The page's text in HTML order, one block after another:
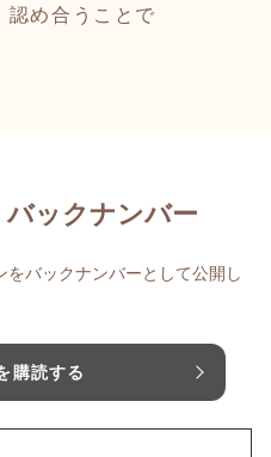
認め合うことで
ックナンバー
バックナンバーとして公開し
購読する